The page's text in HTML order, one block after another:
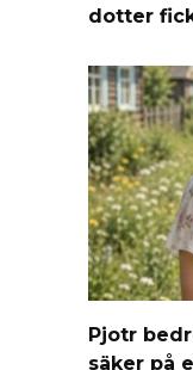
dotter
Pjotr
säker på